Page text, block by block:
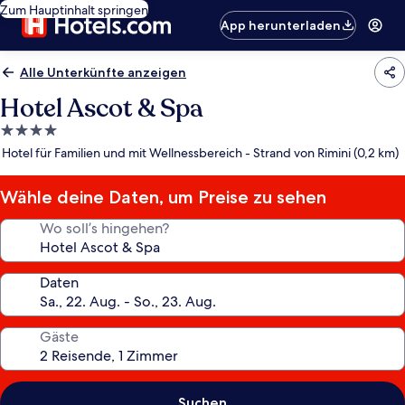
Zum Hauptinhalt springen
App herunterladen
Alle Unterkünfte anzeigen
Hotel Ascot & Spa
4.0-
Sterne-
Hotel für Familien und mit Wellnessbereich - Strand von Rimini (0,2 km)
Wähle deine Daten, um Preise zu sehen
Wo soll’s hingehen?
Daten
Gäste